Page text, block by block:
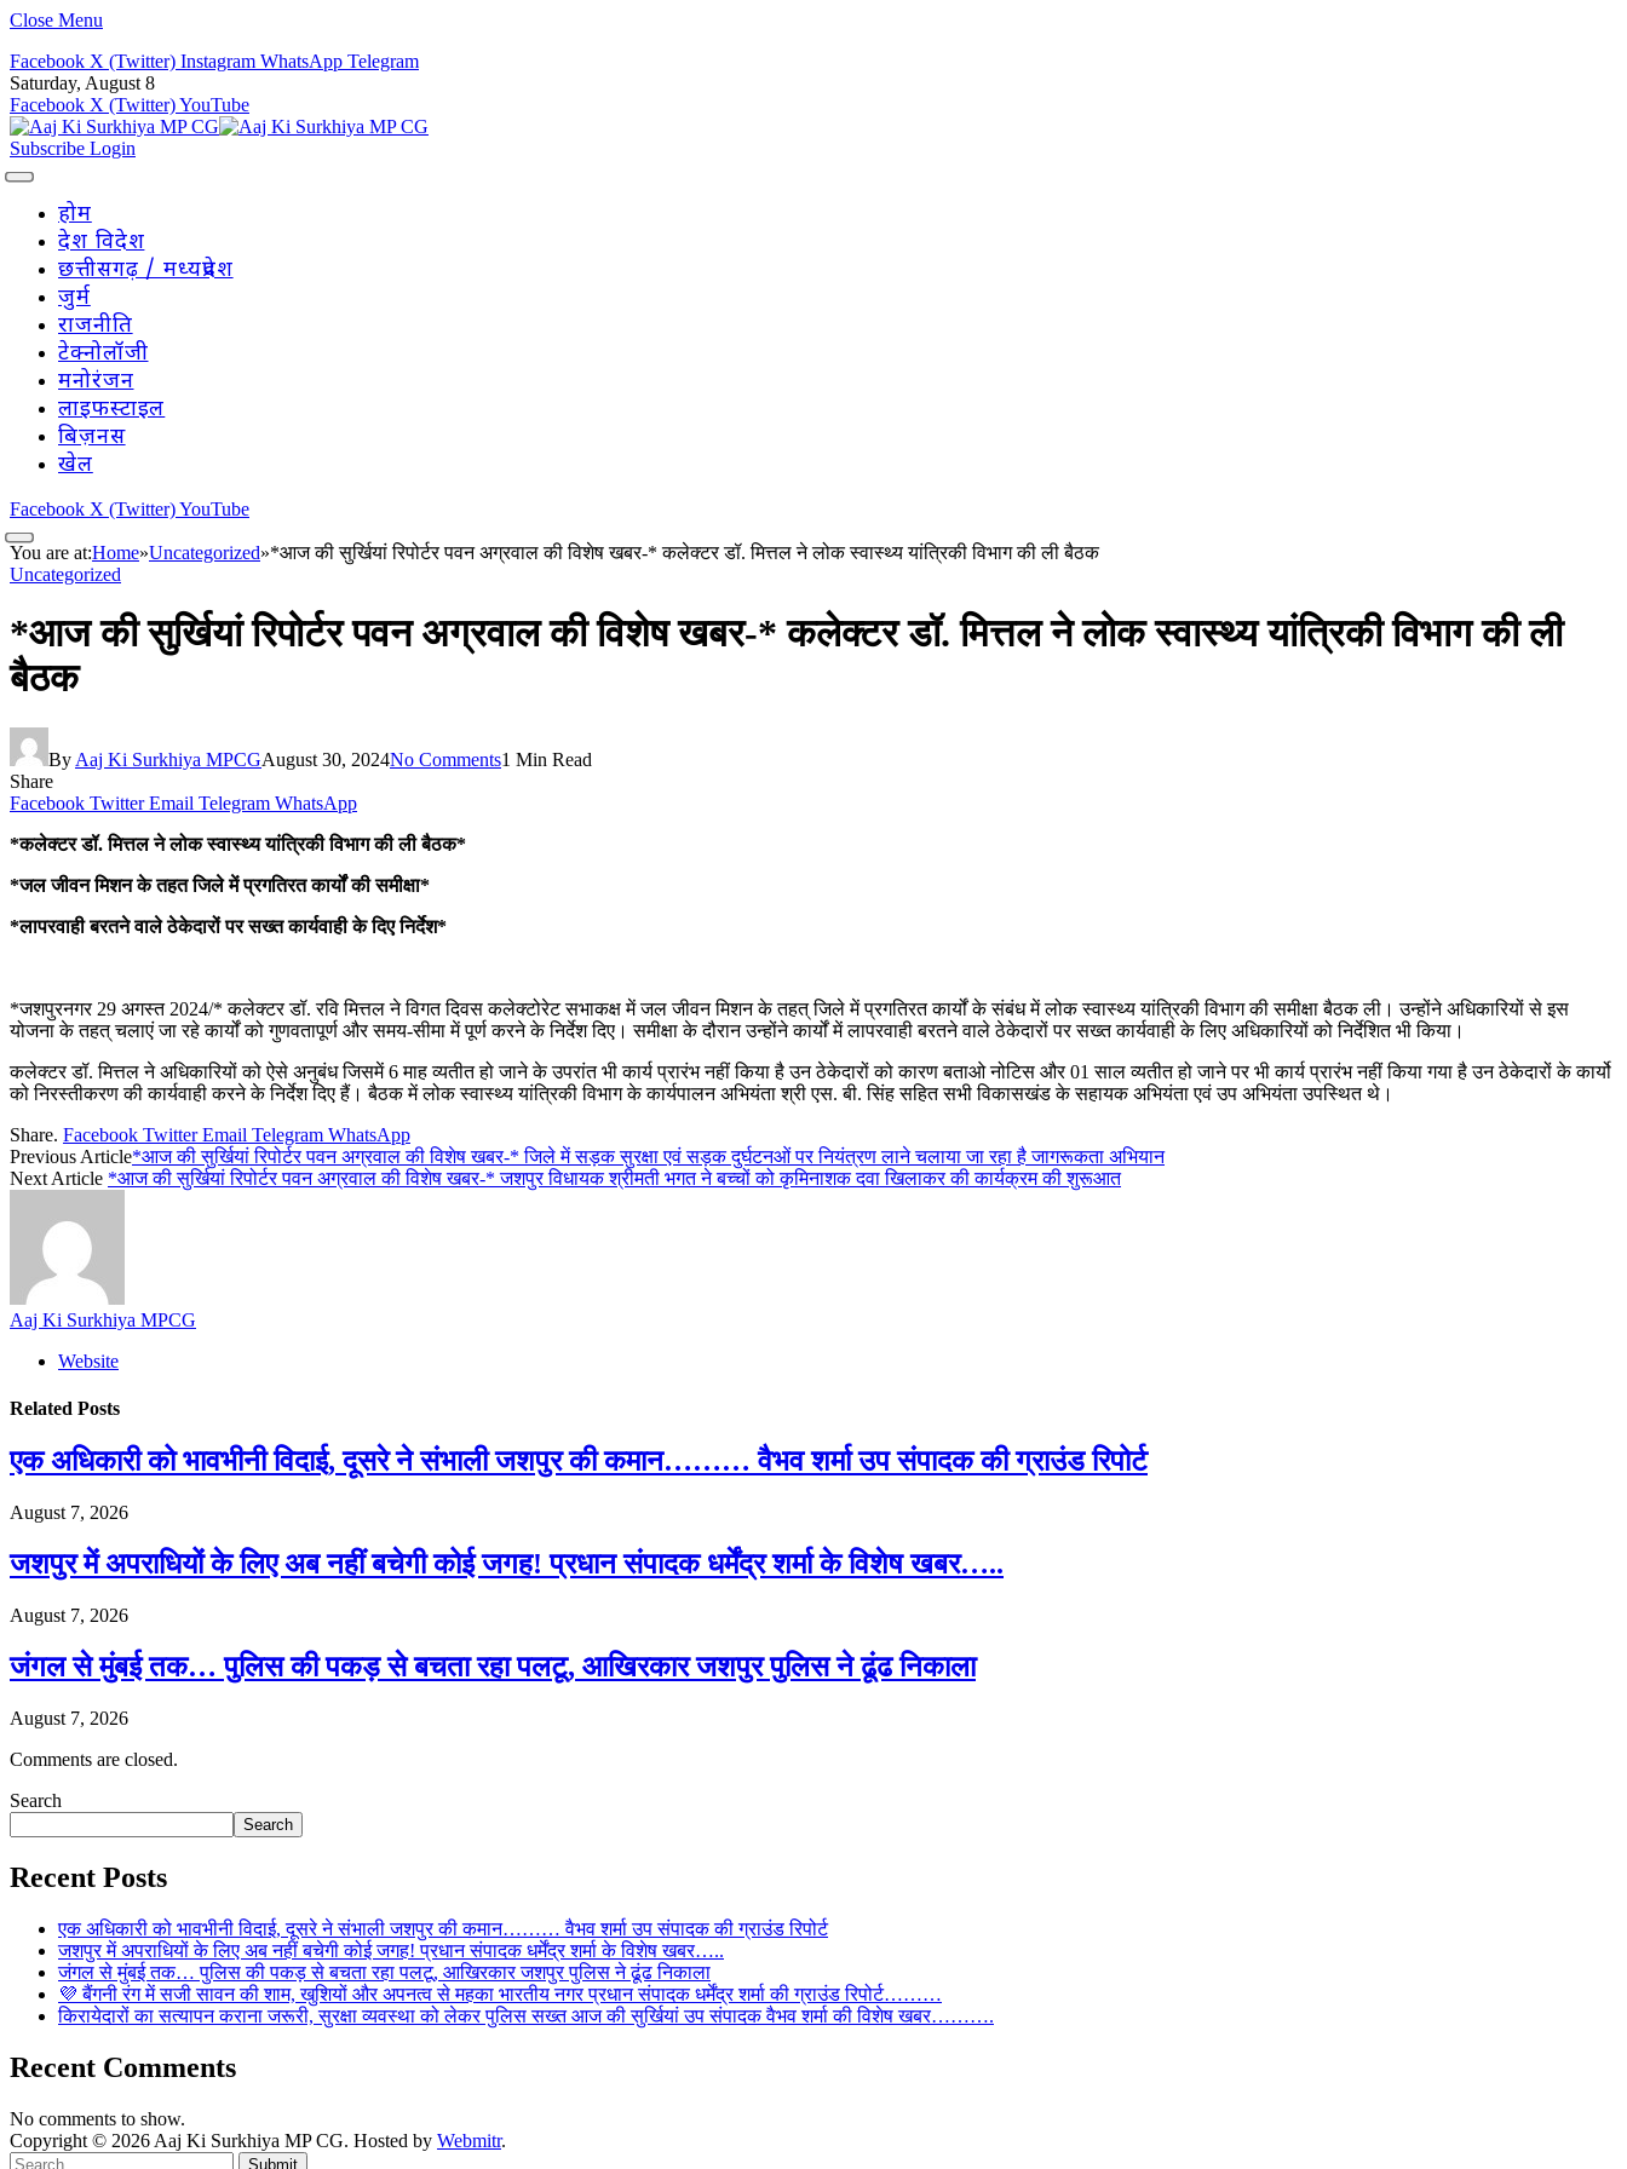
Close Menu
Facebook X (Twitter) Instagram WhatsApp Telegram
Saturday, August 8
Facebook X (Twitter)YouTube
Subscribe Login
होम
देश विदेश
छत्तीसगढ़ / मध्यप्रदेश
जुर्म
राजनीति
टेक्नोलॉजी
मनोरंजन
लाइफस्टाइल
बिज़नस
खेल
Facebook X (Twitter)YouTube
You are at:Home»Uncategorized»*आज की सुर्खियां रिपोर्टर पवन अग्रवाल की विशेष खबर-* कलेक्टर डॉ. मित्तल ने लोक स्वास्थ्य यांत्रिकी विभाग की ली बैठक
Uncategorized
*आज की सुर्खियां रिपोर्टर पवन अग्रवाल की विशेष खबर-* कलेक्टर डॉ. मित्तल ने लोक स्वास्थ्य यांत्रिकी विभाग की ली
बैठक
By Aaj Ki Surkhiya MPCGAugust 30, 2024No Comments1 Min Read
Share
Facebook Twitter Email Telegram WhatsApp
*कलेक्टर डॉ. मित्तल ने लोक स्वास्थ्य यांत्रिकी विभाग की ली बैठक*
*जल जीवन मिशन के तहत जिले में प्रगतिरत कार्यों की समीक्षा*
*लापरवाही बरतने वाले ठेकेदारों पर सख्त कार्यवाही के दिए निर्देश*
*जशपुरनगर 29 अगस्त 2024/* कलेक्टर डॉ. रवि मित्तल ने विगत दिवस कलेक्टोरेट सभाकक्ष में जल जीवन मिशन के तहत् जिले में प्रगतिरत कार्यों के संबंध में लोक स्वास्थ्य यांत्रिकी विभाग की समीक्षा बैठक ली। उन्होंने अधिकारियों से इस
योजना के तहत् चलाएं जा रहे कार्यों को गुणवतापूर्ण और समय-सीमा में पूर्ण करने के निर्देश दिए। समीक्षा के दौरान उन्होंने कार्यों में लापरवाही बरतने वाले ठेकेदारों पर सख्त कार्यवाही के लिए अधिकारियों को निर्देशित भी किया।
कलेक्टर डॉ. मित्तल ने अधिकारियों को ऐसे अनुबंध जिसमें 6 माह व्यतीत हो जाने के उपरांत भी कार्य प्रारंभ नहीं किया है उन ठेकेदारों को कारण बताओ नोटिस और 01 साल व्यतीत हो जाने पर भी कार्य प्रारंभ नहीं किया गया है उन ठेकेदारों के कार्यो
को निरस्तीकरण की कार्यवाही करने के निर्देश दिए हैं। बैठक में लोक स्वास्थ्य यांत्रिकी विभाग के कार्यपालन अभियंता श्री एस. बी. सिंह सहित सभी विकासखंड के सहायक अभियंता एवं उप अभियंता उपस्थित थे।
Share. Facebook Twitter Email Telegram WhatsApp
Previous Article*आज की सुर्खियां रिपोर्टर पवन अग्रवाल की विशेष खबर-* जिले में सड़क सुरक्षा एवं सड़क दुर्घटनओं पर नियंत्रण लाने चलाया जा रहा है जागरूकता अभियान
Next Article *आज की सुर्खियां रिपोर्टर पवन अग्रवाल की विशेष खबर-* जशपुर विधायक श्रीमती भगत ने बच्चों को कृमिनाशक दवा खिलाकर की कार्यक्रम की शुरूआत
Aaj Ki Surkhiya MPCG
Website
Related Posts
एक अधिकारी को भावभीनी विदाई, दूसरे ने संभाली जशपुर की कमान……… वैभव शर्मा उप संपादक की ग्राउंड रिपोर्ट
August 7, 2026
जशपुर में अपराधियों के लिए अब नहीं बचेगी कोई जगह! प्रधान संपादक धर्मेंद्र शर्मा के विशेष खबर…..
August 7, 2026
जंगल से मुंबई तक… पुलिस की पकड़ से बचता रहा पलटू, आखिरकार जशपुर पुलिस ने ढूंढ निकाला
August 7, 2026
Comments are closed.
Search
Search
Recent Posts
एक अधिकारी को भावभीनी विदाई, दूसरे ने संभाली जशपुर की कमान……… वैभव शर्मा उप संपादक की ग्राउंड रिपोर्ट
जशपुर में अपराधियों के लिए अब नहीं बचेगी कोई जगह! प्रधान संपादक धर्मेंद्र शर्मा के विशेष खबर…..
जंगल से मुंबई तक… पुलिस की पकड़ से बचता रहा पलटू, आखिरकार जशपुर पुलिस ने ढूंढ निकाला
💜 बैंगनी रंग में सजी सावन की शाम, खुशियों और अपनत्व से महका भारतीय नगर प्रधान संपादक धर्मेंद्र शर्मा की ग्राउंड रिपोर्ट………
किरायेदारों का सत्यापन कराना जरूरी, सुरक्षा व्यवस्था को लेकर पुलिस सख्त आज की सुर्खियां उप संपादक वैभव शर्मा की विशेष खबर……….
Recent Comments
No comments to show.
Copyright © 2026 Aaj Ki Surkhiya MP CG. Hosted by Webmitr.
Submit